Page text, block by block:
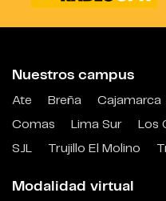
Nuestros campus
Ate Breña Cajamarca
Comas
Lima Sur
Los
SJL
Trujillo El Molino
Modalidad virtual